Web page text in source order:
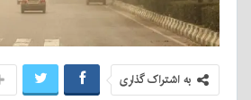
به اشتراک گذاری